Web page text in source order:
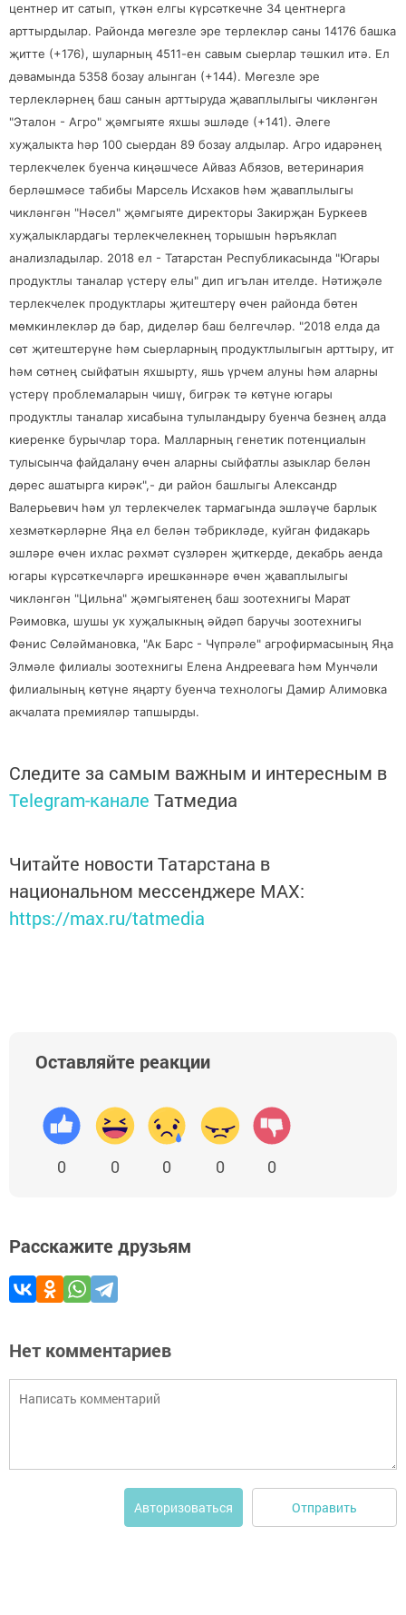
центнер ит сатып, үткән елгы күрсәткечне 34 центнерга
арттырдылар. Районда мөгезле эре терлекләр саны 14176 башка
җитте (+176), шуларның 4511-ен савым сыерлар тәшкил итә. Ел
дәвамында 5358 бозау алынган (+144). Мөгезле эре
терлекләрнең баш санын арттыруда җаваплылыгы чикләнгән
"Эталон - Агро" җәмгыяте яхшы эшләде (+141). Әлеге
хуҗалыкта һәр 100 сыердан 89 бозау алдылар. Агро идарәнең
терлекчелек буенча киңәшчесе Айваз Абязов, ветеринария
берләшмәсе табибы Марсель Исхаков һәм җаваплылыгы
чикләнгән "Нәсел" җәмгыяте директоры Закирҗан Буркеев
хуҗалыклардагы терлекчелекнең торышын һәръяклап
анализладылар. 2018 ел - Татарстан Республикасында "Югары
продуктлы таналар үстерү елы" дип игълан ителде. Нәтиҗәле
терлекчелек продуктлары җитештерү өчен районда бөтен
мөмкинлекләр дә бар, диделәр баш белгечләр. "2018 елда да
сөт җитештерүне һәм сыерларның продуктлылыгын арттыру, ит
һәм сөтнең сыйфатын яхшырту, яшь үрчем алуны һәм аларны
үстерү проблемаларын чишү, бигрәк тә көтүне югары
продуктлы таналар хисабына тулыландыру буенча безнең алда
киеренке бурычлар тора. Малларның генетик потенциалын
тулысынча файдалану өчен аларны сыйфатлы азыклар белән
дөрес ашатырга кирәк",- ди район башлыгы Александр
Валерьевич һәм ул терлекчелек тармагында эшләүче барлык
хезмәткәрләрне Яңа ел белән тәбрикләде, куйган фидакарь
эшләре өчен ихлас рәхмәт сүзләрен җиткерде, декабрь аенда
югары күрсәткечләргә ирешкәннәре өчен җаваплылыгы
чикләнгән "Цильна" җәмгыятенең баш зоотехнигы Марат
Рәимовка, шушы ук хуҗалыкның әйдәп баручы зоотехнигы
Фәнис Сөләймановка, "Ак Барс - Чүпрәле" агрофирмасының Яңа
Элмәле филиалы зоотехнигы Елена Андреевага һәм Мунчәли
филиалының көтүне яңарту буенча технологы Дамир Алимовка
акчалата премияләр тапшырды.
Следите за самым важным и интересным в
Telegram-канале Татмедиа
Читайте новости Татарстана в
национальном мессенджере MАХ:
https://max.ru/tatmedia
Оставляйте реакции
0 0 0 0 0
Расскажите друзьям
Нет комментариев
Авторизоваться Отправить